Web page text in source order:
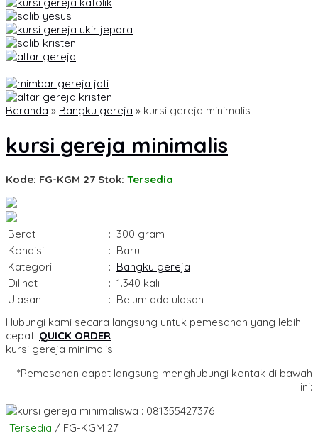
Beranda » Bangku gereja » kursi gereja minimalis
kursi gereja minimalis
Kode: FG-KGM 27 Stok: Tersedia
Berat : 300 gram
Kondisi
: Baru
Kategori
: Bangku gereja
Dilihat
: 1.340 kali
Ulasan
: Belum ada ulasan
Hubungi kami secara langsung untuk pemesanan yang lebih
cepat! QUICK ORDER
kursi gereja minimalis
*Pemesanan dapat langsung menghubungi kontak di bawah
ini:
wa : 081355427376
Tersedia / FG-KGM 27